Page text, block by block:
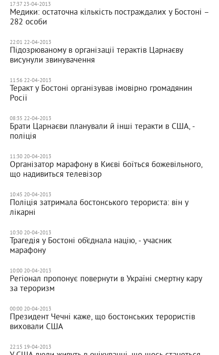
17:37 23-04-2013
Медики: остаточна кількість постраждалих у Бостоні –
282 особи
22:01 22-04-2013
Підозрюваному в організації терактів Царнаєву
висунули звинувачення
11:56 22-04-2013
Теракт у Бостоні організував імовірно громадянин
Росії
08:35 22-04-2013
Брати Царнаєви планували й інші теракти в США, -
поліція
11:30 20-04-2013
Організатор марафону в Києві боїться божевільного,
що надивиться телевізор
10:45 20-04-2013
Поліція затримала бостонського терориста: він у
лікарні
10:30 20-04-2013
Трагедія у Бостоні об’єднала націю, - учасник
марафону
10:00 20-04-2013
Регіонал пропонує повернути в Україні смертну кару
за тероризм
00:00 20-04-2013
Президент Чечні каже, що бостонських терористів
виховали США
22:15 19-04-2013